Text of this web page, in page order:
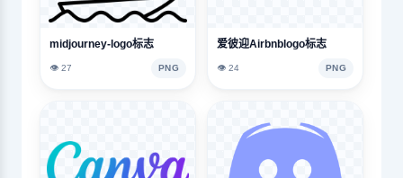
midjourney-logo标志
👁️ 27 PNG
爱彼迎Airbnblogo标志
👁️ 24 PNG